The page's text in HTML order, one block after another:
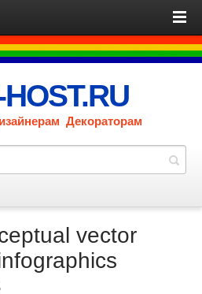
Декораторам
vector